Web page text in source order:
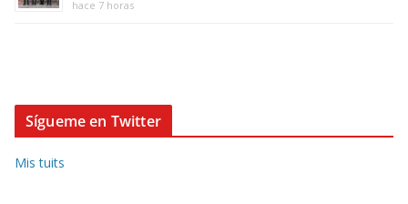
hace 7 horas
Sígueme en Twitter
Mis tuits